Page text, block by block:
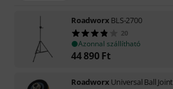
Roadworx BLS-2700
20
Azonnal szállítható
44 890 Ft
Roadworx Universal Ball Joint